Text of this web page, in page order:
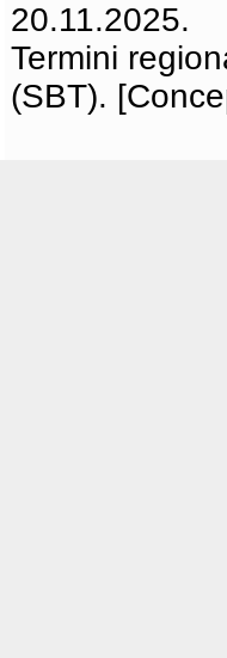
20.11.2025.
Termini
(SBT).